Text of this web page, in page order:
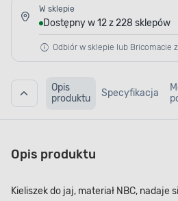
W sklepie
Dostępny w 12 z 228 sklepów
Odbiór w sklepie lub Bricomacie
Opis
produktu
Specyfikacja
Opis produktu
Kieliszek do jaj, materiał NBC, nadaje